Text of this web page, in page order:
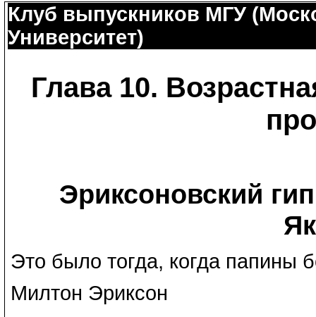
Клуб выпускников МГУ
Университет)
Глава 10.
Эриксоновский
Это было тогда, когда папины
Милтон Эриксон